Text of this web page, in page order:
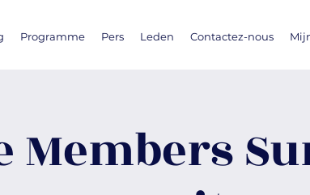
Programme Pers Leden Contactez-nous
Members